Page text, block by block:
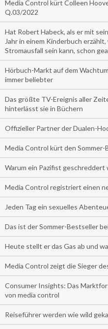
Media Control kürt Colleen
Q.03/2022
Hat Robert Habeck, als er mit
Jahr in einem Kinderbuch
Stromausfall sein kann, schon
Hörbuch-Markt auf dem
immer beliebter
Das größte TV-Ereignis aller
hinterlässt sie in Büchern
Offizieller Partner der Dualen-
Media Control kürt den
Warum ein Pazifist geschreddert
Media Control registriert einen
Jeden Tag ein sexuelles
Das ist der Sommer-Bestseller
Heute stellt er das Gas ab und
Media Control zeigt die Sieger
Consumer Insights: Das
von media control
Reiseführer werden wie wild